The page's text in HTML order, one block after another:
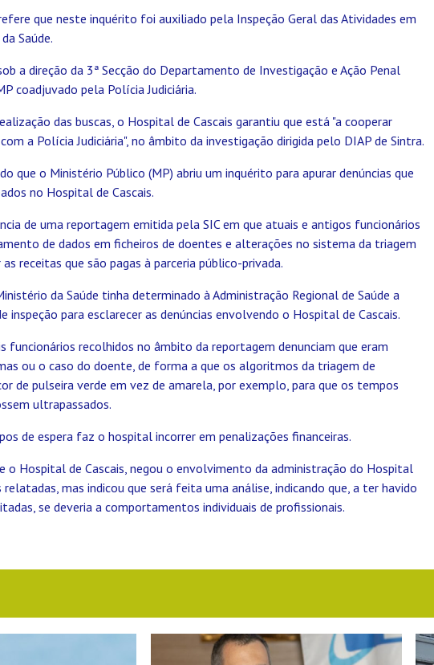
que neste inquérito foi auxiliado pela Inspeção Geral das Atividades em
Saúde.
a direção da 3ª Secção do Departamento de Investigação e Ação Penal
coadjuvado pela Polícia Judiciária.
das buscas, o Hospital de Cascais garantiu que está "a cooperar
a Polícia Judiciária", no âmbito da investigação dirigida pelo DIAP de Sintra.
que o Ministério Público (MP) abriu um inquérito para apurar denúncias que
no Hospital de Cascais.
de uma reportagem emitida pela SIC em que atuais e antigos funcionários
de dados em ficheiros de doentes e alterações no sistema da triagem
receitas que são pagas à parceria público-privada.
da Saúde tinha determinado à Administração Regional de Saúde a
inspeção para esclarecer as denúncias envolvendo o Hospital de Cascais.
funcionários recolhidos no âmbito da reportagem denunciam que eram
ou o caso do doente, de forma a que os algoritmos da triagem de
de pulseira verde em vez de amarela, por exemplo, para que os tempos
ultrapassados.
de espera faz o hospital incorrer em penalizações financeiras.
o Hospital de Cascais, negou o envolvimento da administração do Hospital
mas indicou que será feita uma análise, indicando que, a ter havido
se deveria a comportamentos individuais de profissionais.